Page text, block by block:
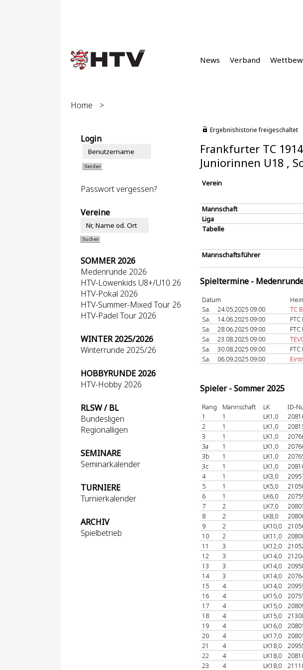
News Verband
Home >
Login
Passwort vergessen?
Vereine
SOMMER 2026
Medenrunde 2026
HTV-Löwenkids U8+/U10 26
HTV-Pokal 2026
HTV-Summer-Mixed Tour 26
HTV-Padel Tour 2026
WINTER 2025/2026
Winterrunde 2025/26
HOBBYRUNDE 2026
HTV-Hobby 2026
RLSW / BL
Bundesligen
Regionalligen
SEMINARE
Seminarkalender
TURNIERE
Turnierkalender
ARCHIV
Spielbetrieb
Ergebnishistorie freigeschaltet
Frankfurter TC
Juniorinnen U18 ,
Verein
Mannschaft
Liga
Tabelle
Mannschaftsführer
Spieltermine -
Datum
Sa.
24.05.2025 09:00 TC
Sa.
14.06.2025 09:00
Sa.
28.06.2025 09:00
Sa.
23.08.2025 09:00
Sa.
30.08.2025 09:00
Sa.
06.09.2025 09:00
Spieler - Sommer 2025
Rang Mannschaft LK ID-
1
1 LK1,0
2
1 LK1,0
3
1 LK1,0
3a
1 LK1,0
3b
1 LK1,0
3c
1 LK1,0
4
1 LK3,0
5
1 LK5,0
6
1 LK6,0
7
2 LK7,0
8
2 LK8,0
9
2 LK10,0
10
2 LK11,0
11
3 LK12,0
12
3 LK14,0
13
3 LK14,0
14
3 LK14,0
15
4 LK14,0
16
4 LK15,0
17
4 LK15,0
18
4 LK15,0
19
4 LK16,0
20
4 LK17,0
21
4 LK18,0
22
4 LK18,0
23
4 LK18,0